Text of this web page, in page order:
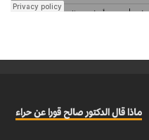
ماذا قال الدكتور صالح قورا عن حراء